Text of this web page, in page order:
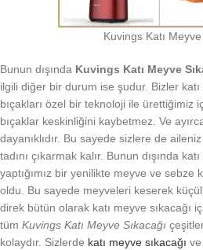
Kuvings Katı Meyve
Bunun dışında Kuvings Katı Meyve
ilgili diğer bir durum ise şudur. Bizler
bıçakları özel bir teknoloji ile ürettiğimiz
bıçaklar keskinliğini kaybetmez. Ve
dayanıklıdır. Bu sayede sizlere de aileniz
tadını çıkarmak kalır. Bunun dışında
yaptığımız bir yenilikte meyve ve sebze
oldu. Bu sayede meyveleri keserek
direk bütün olarak katı meyve sıkacağı
tüm Kuvings Katı Meyve Sıkacağı
kolaydır. Sizlerde katı meyve sıkacağı